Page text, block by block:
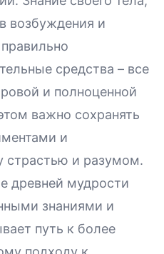
возбуждения и
средства – все
и полноценной
важно сохранять
и
страстью и разумом.
древней мудрости
знаниями и
путь к более